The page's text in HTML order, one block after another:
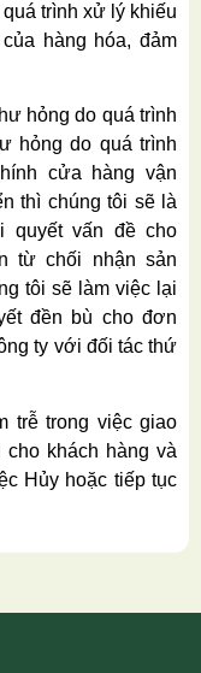
trình xử lý khiếu
hàng hóa, đảm
hỏng do quá trình
hỏng do quá trình
cửa hàng vận
thì chúng tôi sẽ là
quyết vấn đề cho
từ chối nhận sản
tôi sẽ làm việc lại
đền bù cho đơn
ty với đối tác thứ
trễ trong việc giao
khách hàng và
Hủy hoặc tiếp tục